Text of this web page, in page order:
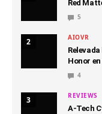
Red
5
2 AIOVR
Honor
4
3 REVIEWS
A-Tech